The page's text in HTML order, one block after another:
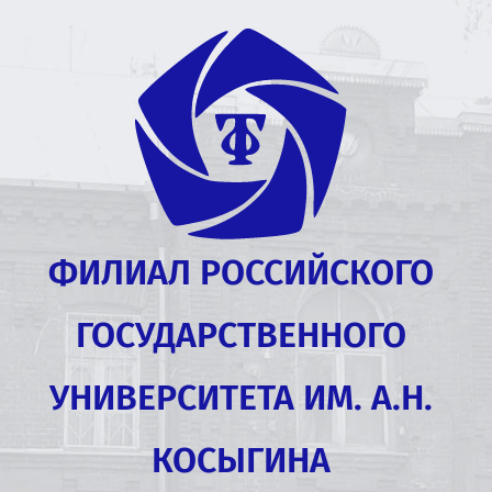
ФИЛИАЛ РОССИЙСКОГО
ГОСУДАРСТВЕННОГО
УНИВЕРСИТЕТА ИМ. А.Н.
КОСЫГИНА